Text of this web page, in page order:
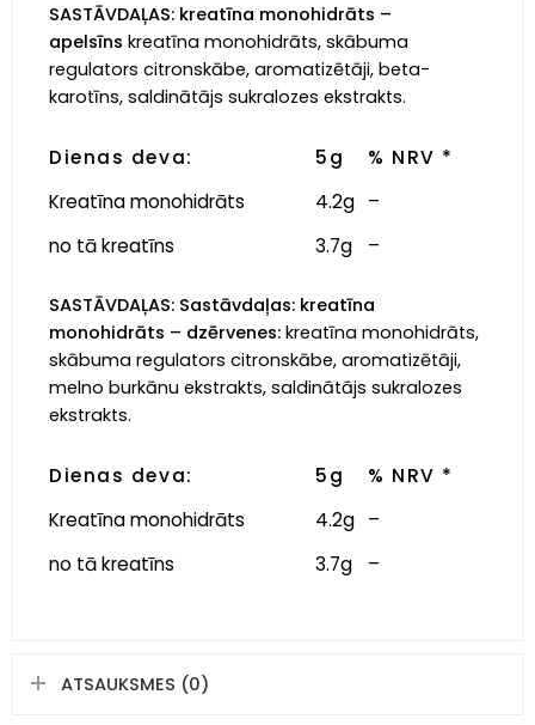
SASTĀVDAĻAS: kreatīna monohidrāts –
apelsīns kreatīna monohidrāts, skābuma
regulators citronskābe, aromatizētāji, beta-
karotīns, saldinātājs sukralozes ekstrakts.
Dienas deva: 5g
% NRV *
Kreatīna monohidrāts
4.2g –
no tā kreatīns
3.7g –
SASTĀVDAĻAS: Sastāvdaļas: kreatīna
monohidrāts – dzērvenes: kreatīna monohidrāts,
skābuma regulators citronskābe, aromatizētāji,
melno burkānu ekstrakts, saldinātājs sukralozes
ekstrakts.
Dienas deva: 5g
% NRV *
Kreatīna monohidrāts
4.2g –
no tā kreatīns
3.7g –
ATSAUKSMES (0)